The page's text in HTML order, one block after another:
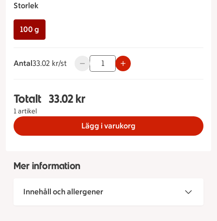
Storlek
100 g
Antal
33.02 kronor styck
33.02 kr/st Använd knapparna för att minska eller
Totalt
1 artikel
Totalt 1 stycken Skagenröra Storlek 100 g,
33.02 kr
Lägg i varukorg
Mer information
Innehåll och allergener